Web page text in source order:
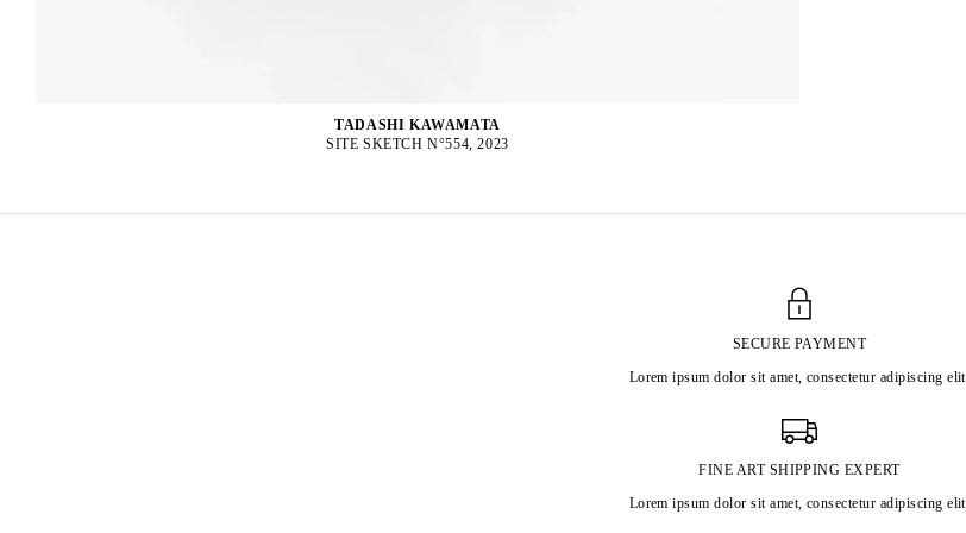
TADASHI KAWAMATA
SITE SKETCH N°554, 2023
SECURE PAYMENT
Lorem ipsum dolor sit amet, consectetur adipiscing elit.
FINE ART SHIPPING EXPERT
Lorem ipsum dolor sit amet, consectetur adipiscing elit.